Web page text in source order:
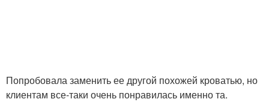
Попробовала заменить ее другой похожей кроватью, но
клиентам все-таки очень понравилась именно та.